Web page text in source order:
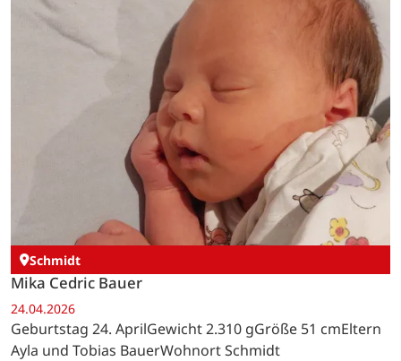
Schmidt
Mika Cedric Bauer
24.04.2026
Geburtstag 24. AprilGewicht 2.310 gGröße 51 cmEltern
Ayla und Tobias BauerWohnort Schmidt